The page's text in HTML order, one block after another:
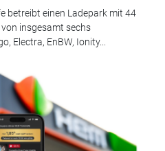
betreibt einen Ladepark mit 44
insgesamt sechs
Electra, EnBW, Ionity...